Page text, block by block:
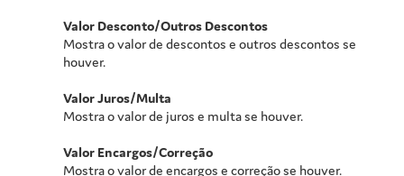
Valor Desconto/Outros Descontos
Mostra o valor de descontos e outros descontos se
houver.
Valor Juros/Multa
Mostra o valor de juros e multa se houver.
Valor Encargos/Correção
Mostra o valor de encargos e correção se houver.